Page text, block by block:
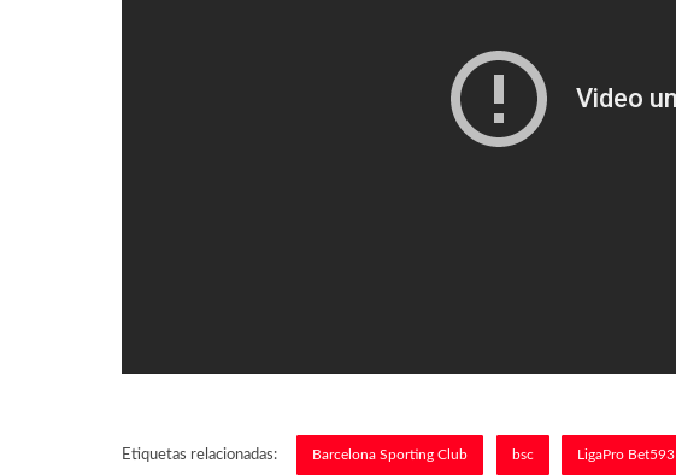
Etiquetas relacionadas: Barcelona Sporting Club bsc LigaPro Bet593